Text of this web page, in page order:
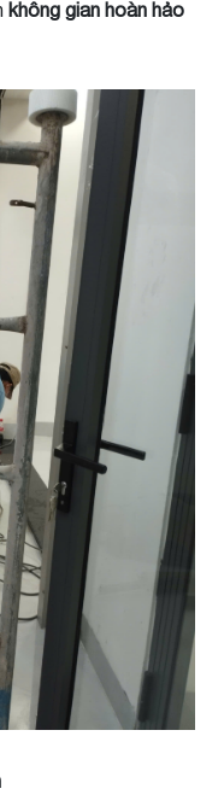
không gian hoàn hảo